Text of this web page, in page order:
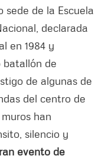
sede de la Escuela
declarada
en 1984 y
batallón de
de algunas de
del centro de
han
silencio y
evento de